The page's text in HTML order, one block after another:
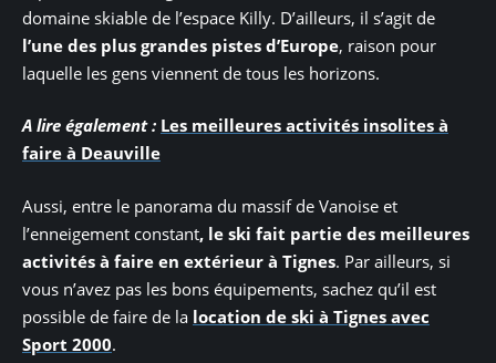
domaine skiable de l’espace Killy. D’ailleurs, il s’agit de
l’une des plus grandes pistes d’Europe, raison pour
laquelle les gens viennent de tous les horizons.
A lire également : Les meilleures activités insolites à
faire à Deauville
Aussi, entre le panorama du massif de Vanoise et
l’enneigement constant, le ski fait partie des meilleures
activités à faire en extérieur à Tignes. Par ailleurs, si
vous n’avez pas les bons équipements, sachez qu’il est
possible de faire de la location de ski à Tignes avec
Sport 2000.